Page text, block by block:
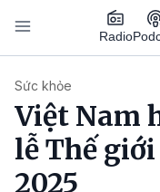
Nhảy đến nội dung
Radio
Sức khỏe
Việt Nam
lễ Thế
2025